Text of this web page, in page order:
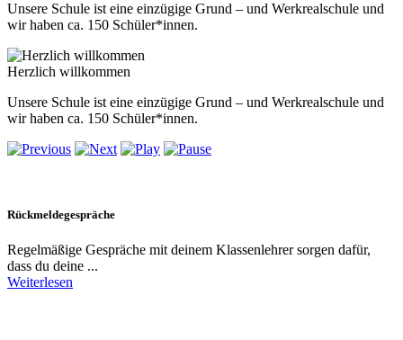
Unsere Schule ist eine einzügige Grund – und Werkrealschule und
wir haben ca. 150 Schüler*innen.
Herzlich willkommen
Unsere Schule ist eine einzügige Grund – und Werkrealschule und
wir haben ca. 150 Schüler*innen.
Rückmeldegespräche
Regelmäßige Gespräche mit deinem Klassenlehrer sorgen dafür,
dass du deine ...
Weiterlesen